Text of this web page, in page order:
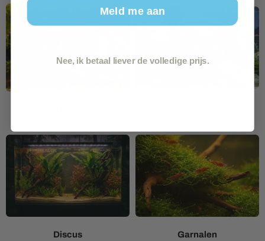
Discus Garnalen
Meld me aan
Nee, ik betaal liever de volledige prijs.